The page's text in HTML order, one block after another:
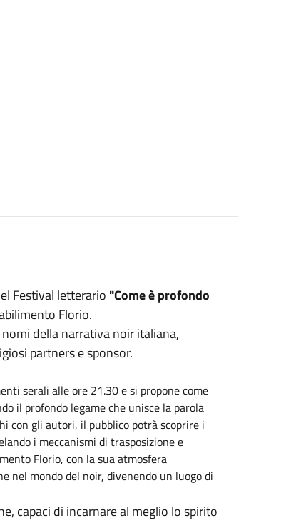
Festival letterario "Come è profondo
Florio.
della narrativa noir italiana,
partners e sponsor.
serali alle ore 21.30 e si propone come
il profondo legame che unisce la parola
con gli autori, il pubblico potrà scoprire i
i meccanismi di trasposizione e
Florio, con la sua atmosfera
nel mondo del noir, divenendo un luogo di
capaci di incarnare al meglio lo spirito